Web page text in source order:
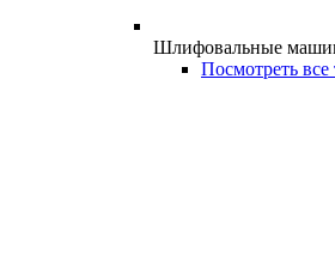
Шлифовальные
Посмотреть все